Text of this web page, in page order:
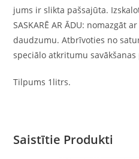
jums ir slikta pašsajūta.
SASKARĒ AR ĀDU: nomazgāt
daudzumu. Atbrīvoties no
speciālo atkritumu
Tilpums 1litrs.
Saistītie Produkti